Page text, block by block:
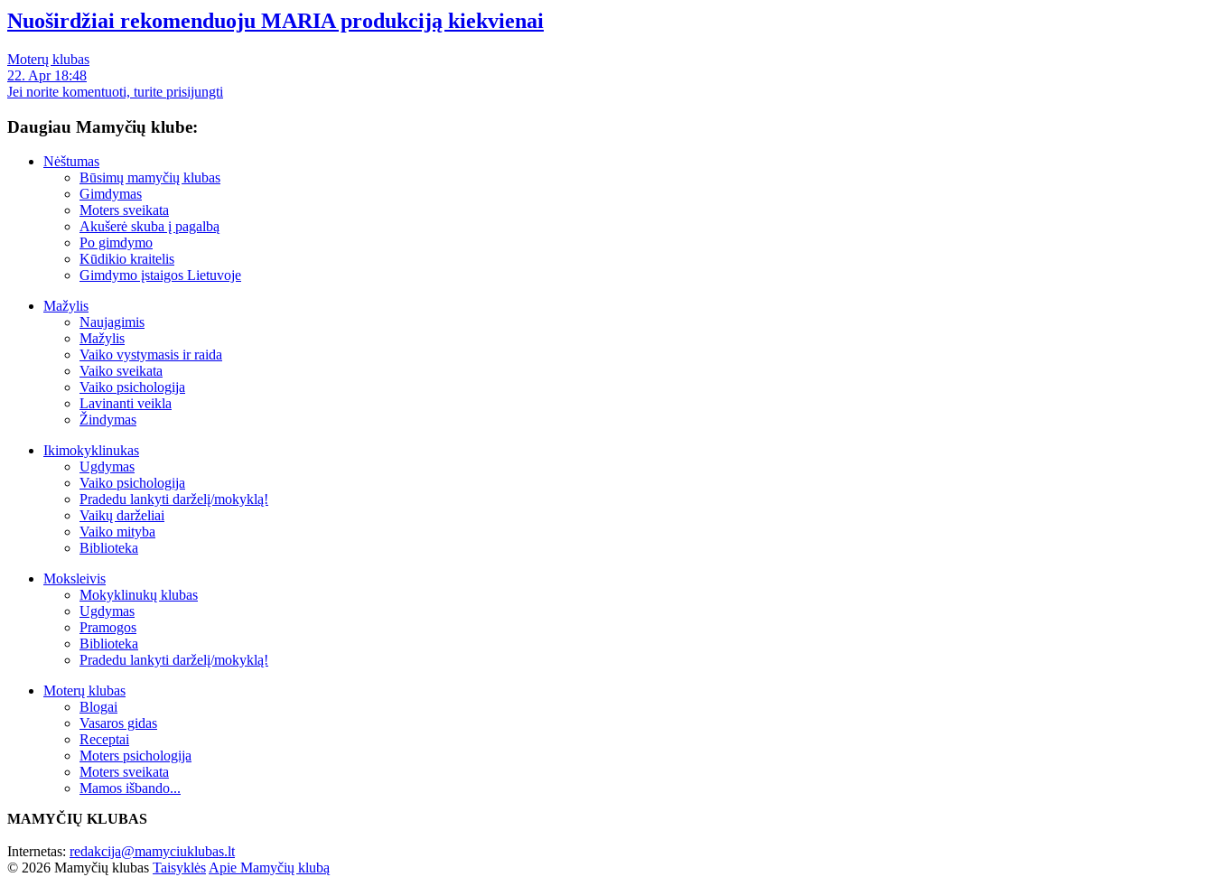
Nuoširdžiai rekomenduoju MARIA produkciją kiekvienai
Moterų klubas
22. Apr 18:48
Jei norite komentuoti, turite prisijungti
Daugiau Mamyčių klube:
Nėštumas
Būsimų mamyčių klubas
Gimdymas
Moters sveikata
Akušerė skuba į pagalbą
Po gimdymo
Kūdikio kraitelis
Gimdymo įstaigos Lietuvoje
Mažylis
Naujagimis
Mažylis
Vaiko vystymasis ir raida
Vaiko sveikata
Vaiko psichologija
Lavinanti veikla
Žindymas
Ikimokyklinukas
Ugdymas
Vaiko psichologija
Pradedu lankyti darželį/mokyklą!
Vaikų darželiai
Vaiko mityba
Biblioteka
Moksleivis
Mokyklinukų klubas
Ugdymas
Pramogos
Biblioteka
Pradedu lankyti darželį/mokyklą!
Moterų klubas
Blogai
Vasaros gidas
Receptai
Moters psichologija
Moters sveikata
Mamos išbando...
MAMYČIŲ KLUBAS
Internetas: redakcija@mamyciuklubas.lt
© 2026 Mamyčių klubas Taisyklės Apie Mamyčių klubą